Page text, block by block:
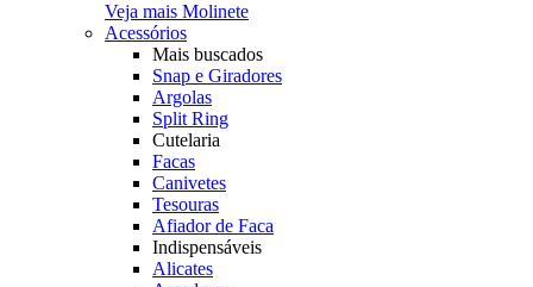
Veja mais Molinete
Acessórios
Mais buscados
Snap e Giradores
Argolas
Split Ring
Cutelaria
Facas
Canivetes
Tesouras
Afiador de Faca
Indispensáveis
Alicates